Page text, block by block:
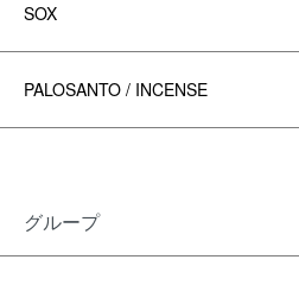
SOX
PALOSANTO / INCENSE
グループ